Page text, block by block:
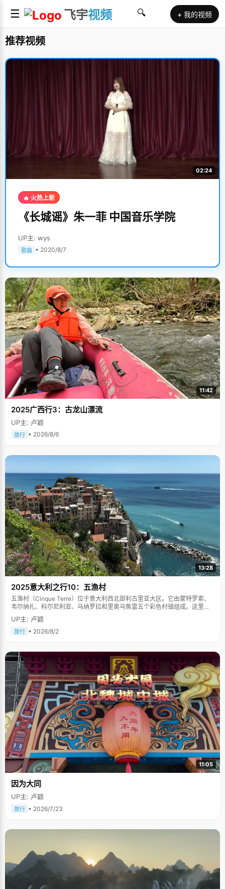
☰ 飞宇视频 🔍 + 我的视频
推荐视频
02:24
🔥 火热上新
《长城谣》朱一菲 中国音乐学院
UP主: wys
歌曲 • 2020/8/7
11:42
2025广西行3：古龙山漂流
UP主: 卢颖
旅行 • 2026/8/6
13:28
2025意大利之行10：五渔村
五渔村（Cinque Terre）位于意大利西北部利古里亚大区。它由蒙特罗索、
韦尔纳扎、科尔尼利亚、马纳罗拉和里奥马焦雷五个彩色村镇组成。这里依
山傍海，房屋色彩斑斓，1997年被列为世界文化遗产。
UP主: 卢颖
旅行 • 2026/8/2
11:05
因为大同
UP主: 卢颖
旅行 • 2026/7/23